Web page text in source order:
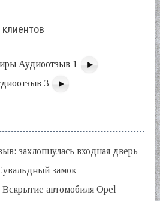
Аудиоотзыв 1
3
захлопнулась входная дверь
замок
Вскрытие автомобиля Opel